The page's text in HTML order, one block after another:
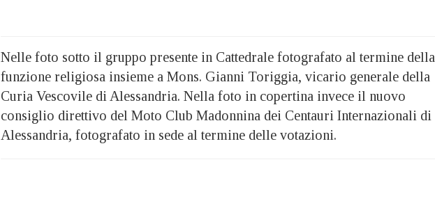
Nelle foto sotto il gruppo presente in Cattedrale fotografato al termine della
funzione religiosa insieme a Mons. Gianni Toriggia, vicario generale della
Curia Vescovile di Alessandria. Nella foto in copertina invece il nuovo
consiglio direttivo del Moto Club Madonnina dei Centauri Internazionali di
Alessandria, fotografato in sede al termine delle votazioni.